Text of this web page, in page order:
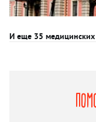
И еще 35